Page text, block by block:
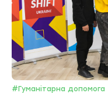
#Гуманітарна допомога